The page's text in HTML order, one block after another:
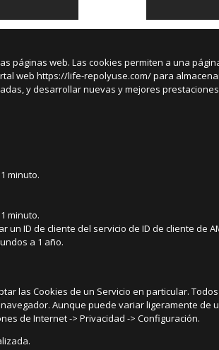
páginas web. Las cookies permiten a una
web https://life-repolyuse.com/ para
y desarrollar nuevas y mejores
minuto.
minuto.
un ID de cliente del servicio de ID de cliente
a 1 año.
las Cookies de un Servicio en particular.
navegador. Aunque puede variar ligeramente
de Internet -> Privacidad -> Configuración.